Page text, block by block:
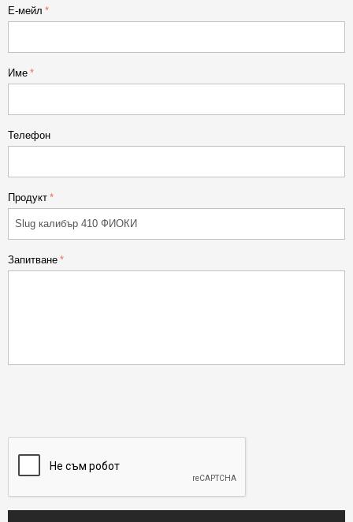
E-мейл
Име
Телефон
Продукт
Запитване